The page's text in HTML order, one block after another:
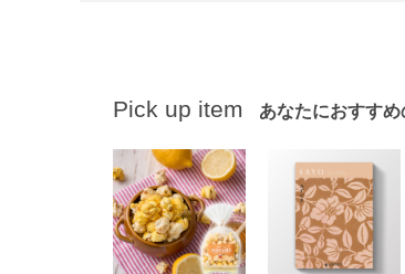
Pick up item あなたにおすす